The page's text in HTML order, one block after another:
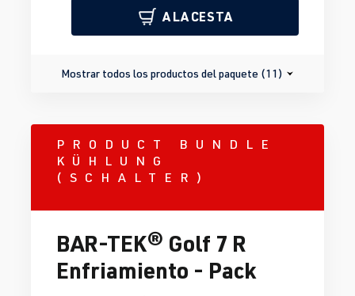
A LA CESTA
Mostrar todos los productos del paquete (11)
PRODUCT BUNDLE
KÜHLUNG
(SCHALTER)
BAR-TEK® Golf 7 R
Enfriamiento - Pack